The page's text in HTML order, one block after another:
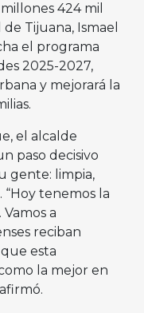
424 mil
Tijuana, Ismael
el programa
2025-2027,
y mejorará la
el alcalde
paso decisivo
gente: limpia,
tenemos la
a
reciban
esta
la mejor en